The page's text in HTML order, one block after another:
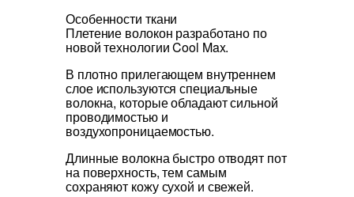
Особенности ткани
Плетение волокон разработано по
новой технологии Cool Max.
В плотно прилегающем внутреннем
слое используются специальные
волокна, которые обладают сильной
проводимостью и
воздухопроницаемостью.
Длинные волокна быстро отводят пот
на поверхность, тем самым
сохраняют кожу сухой и свежей.